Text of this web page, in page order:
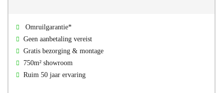
Omruilgarantie*
Geen aanbetaling vereist
Gratis bezorging & montage
750m² showroom
Ruim 50 jaar ervaring